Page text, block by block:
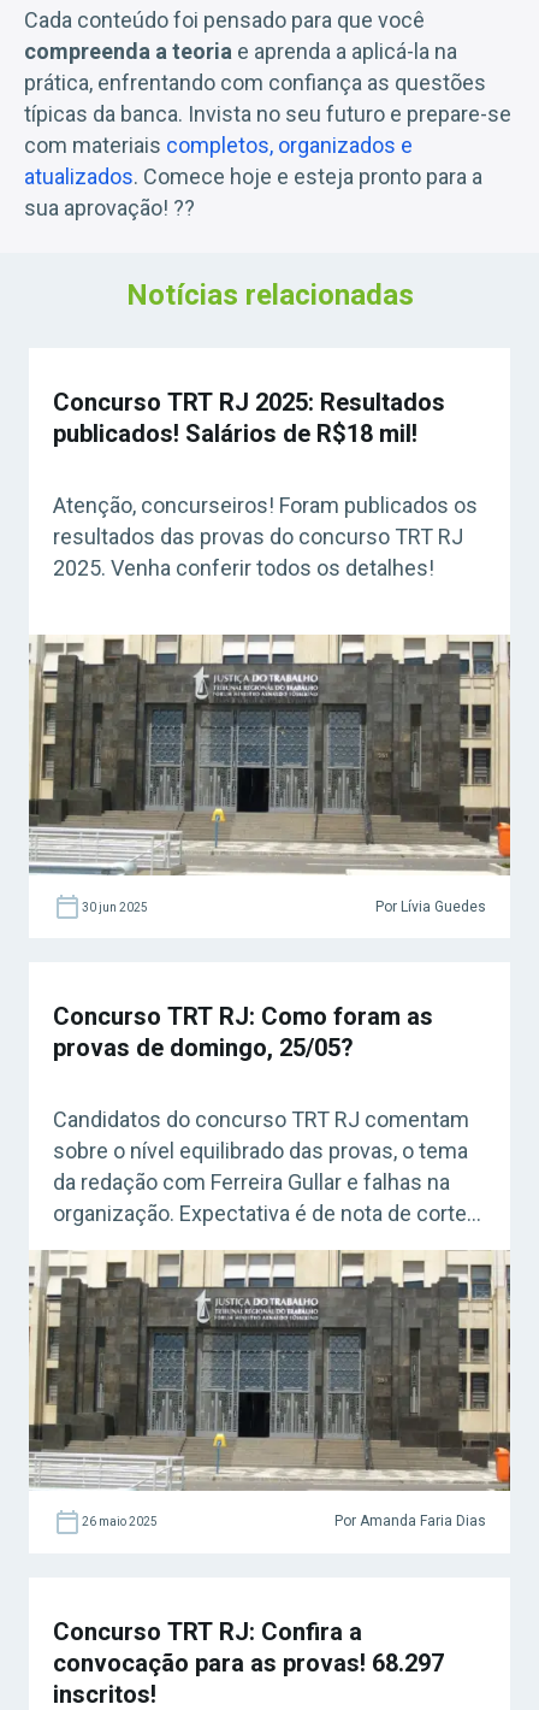
Cada conteúdo foi pensado para que você
compreenda a teoria e aprenda a aplicá-la na
prática, enfrentando com confiança as questões
típicas da banca. Invista no seu futuro e prepare-se
com materiais completos, organizados e
atualizados. Comece hoje e esteja pronto para a
sua aprovação! ??
Notícias relacionadas
Concurso TRT RJ 2025: Resultados
publicados! Salários de R$18 mil!
Atenção, concurseiros! Foram publicados os
resultados das provas do concurso TRT RJ
2025. Venha conferir todos os detalhes!
30 jun 2025 Por Lívia Guedes
Concurso TRT RJ: Como foram as
provas de domingo, 25/05?
Candidatos do concurso TRT RJ comentam
sobre o nível equilibrado das provas, o tema
da redação com Ferreira Gullar e falhas na
organização. Expectativa é de nota de corte
alta.
26 maio 2025 Por Amanda Faria Dias
Concurso TRT RJ: Confira a
convocação para as provas! 68.297
inscritos!